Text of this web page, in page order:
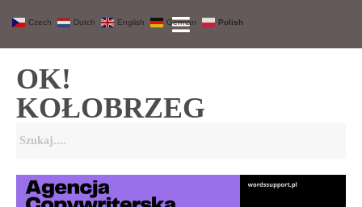
OK!
KOŁOBRZEG
Czech Dutch English German Polish